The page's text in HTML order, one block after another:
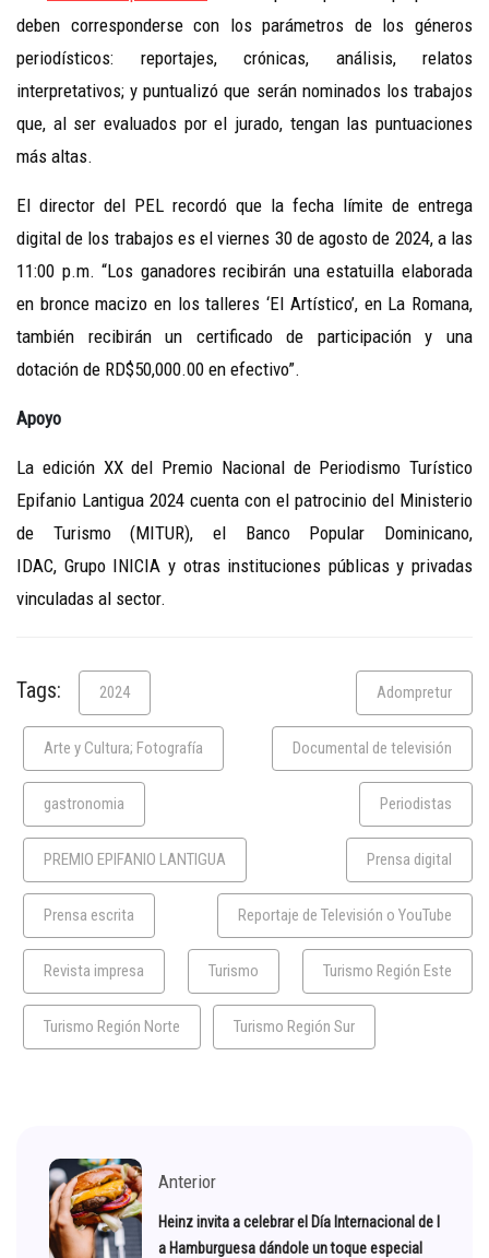
deben corresponderse con los parámetros de los géneros
periodísticos: reportajes, crónicas, análisis, relatos
interpretativos; y puntualizó que serán nominados los trabajos
que, al ser evaluados por el jurado, tengan las puntuaciones
más altas.
El director del PEL recordó que la fecha límite de entrega
digital de los trabajos es el viernes 30 de agosto de 2024, a las
11:00 p.m. “Los ganadores recibirán una estatuilla elaborada
en bronce macizo en los talleres ‘El Artístico’, en La Romana,
también recibirán un certificado de participación y una
dotación de RD$50,000.00 en efectivo”.
Apoyo
La edición XX del Premio Nacional de Periodismo Turístico
Epifanio Lantigua 2024 cuenta con el patrocinio del Ministerio
de Turismo (MITUR), el Banco Popular Dominicano,
IDAC, Grupo INICIA y otras instituciones públicas y privadas
vinculadas al sector.
Tags: 2024 Adompretur
Arte y Cultura; Fotografía Documental de televisión
gastronomia Periodistas
PREMIO EPIFANIO LANTIGUA Prensa digital
Prensa escrita Reportaje de Televisión o YouTube
Revista impresa Turismo Turismo Región Este
Turismo Región Norte Turismo Región Sur
Anterior
Heinz invita a celebrar el Día Internacional de l
a Hamburguesa dándole un toque especial